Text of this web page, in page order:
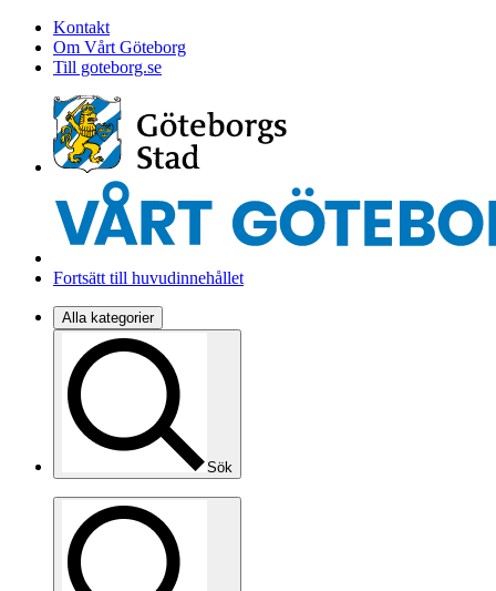
Kontakt
Om Vårt Göteborg
Till goteborg.se
Fortsätt till huvudinnehållet
Alla kategorier
Sök